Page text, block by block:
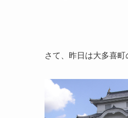
さて、昨日は大多喜